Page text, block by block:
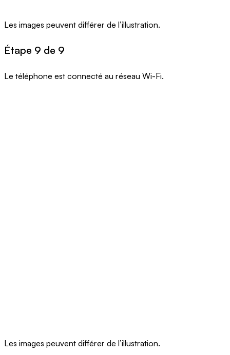
Les images peuvent différer de l’illustration.
Étape 9 de 9
Le téléphone est connecté au réseau Wi-Fi.
Les images peuvent différer de l’illustration.